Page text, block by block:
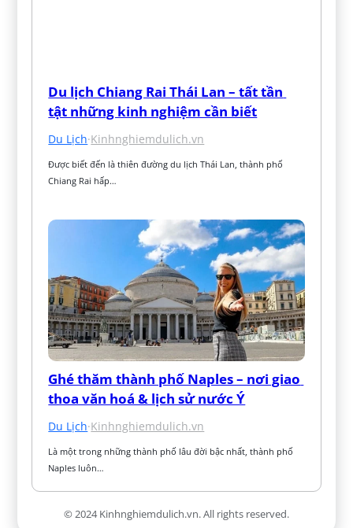
Du lịch Chiang Rai Thái Lan – tất tần
tật những kinh nghiệm cần biết
Du Lịch·Kinhnghiemdulich.vn
Được biết đến là thiên đường du lịch Thái Lan, thành phố
Chiang Rai hấp…
Ghé thăm thành phố Naples – nơi giao
thoa văn hoá & lịch sử nước Ý
Du Lịch·Kinhnghiemdulich.vn
Là một trong những thành phố lâu đời bậc nhất, thành phố
Naples luôn…
© 2024 Kinhnghiemdulich.vn. All rights reserved.